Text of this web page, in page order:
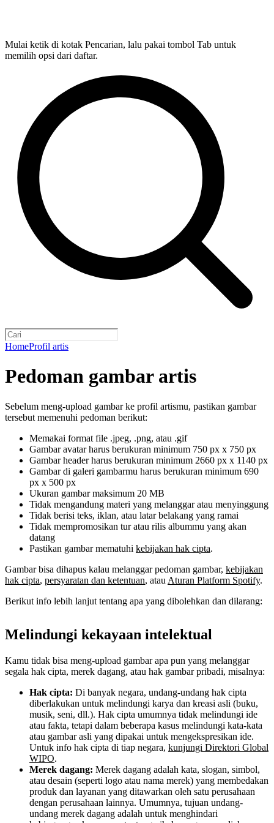
Mulai ketik di kotak Pencarian, lalu pakai tombol Tab untuk
memilih opsi dari daftar.
HomeProfil artis
Pedoman gambar artis
Sebelum meng-upload gambar ke profil artismu, pastikan gambar
tersebut memenuhi pedoman berikut:
Memakai format file .jpeg, .png, atau .gif
Gambar avatar harus berukuran minimum 750 px x 750 px
Gambar header harus berukuran minimum 2660 px x 1140 px
Gambar di galeri gambarmu harus berukuran minimum 690
px x 500 px
Ukuran gambar maksimum 20 MB
Tidak mengandung materi yang melanggar atau menyinggung
Tidak berisi teks, iklan, atau latar belakang yang ramai
Tidak mempromosikan tur atau rilis albummu yang akan
datang
Pastikan gambar mematuhi kebijakan hak cipta.
Gambar bisa dihapus kalau melanggar pedoman gambar, kebijakan
hak cipta, persyaratan dan ketentuan, atau Aturan Platform Spotify.
Berikut info lebih lanjut tentang apa yang dibolehkan dan dilarang:
Melindungi kekayaan intelektual
Kamu tidak bisa meng-upload gambar apa pun yang melanggar
segala hak cipta, merek dagang, atau hak gambar pribadi, misalnya:
Hak cipta: Di banyak negara, undang-undang hak cipta
diberlakukan untuk melindungi karya dan kreasi asli (buku,
musik, seni, dll.). Hak cipta umumnya tidak melindungi ide
atau fakta, tetapi dalam beberapa kasus melindungi kata-kata
atau gambar asli yang dipakai untuk mengekspresikan ide.
Untuk info hak cipta di tiap negara, kunjungi Direktori Global
WIPO.
Merek dagang: Merek dagang adalah kata, slogan, simbol,
atau desain (seperti logo atau nama merek) yang membedakan
produk dan layanan yang ditawarkan oleh satu perusahaan
dengan perusahaan lainnya. Umumnya, tujuan undang-
undang merek dagang adalah untuk menghindari